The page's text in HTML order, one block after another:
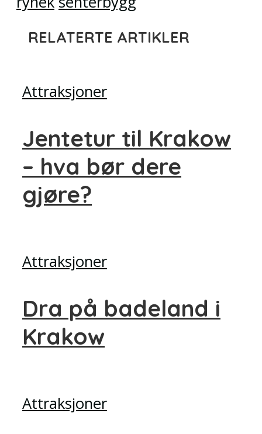
RELATERTE ARTIKLER
Attraksjoner
Jentetur til Krakow
– hva bør dere
gjøre?
Attraksjoner
Dra på badeland i
Krakow
Attraksjoner